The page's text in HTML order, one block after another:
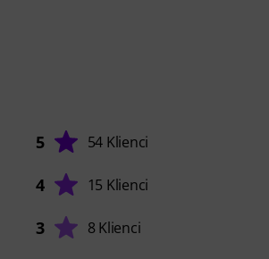
5 54 Klienci
4 15 Klienci
3 8 Klienci